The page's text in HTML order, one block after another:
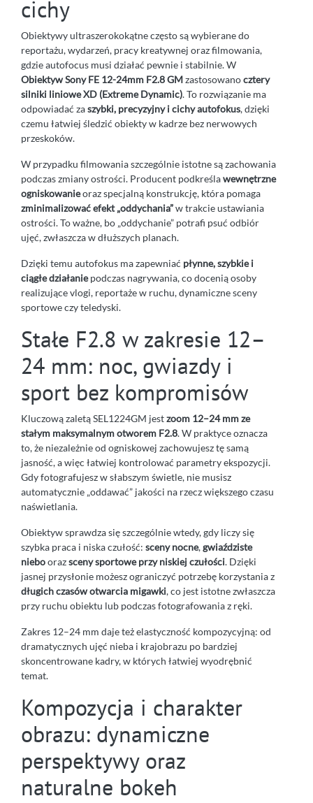
cichy
Obiektywy ultraszerokokątne często są wybierane do
reportażu, wydarzeń, pracy kreatywnej oraz filmowania,
gdzie autofocus musi działać pewnie i stabilnie. W
Obiektyw Sony FE 12-24mm F2.8 GMzastosowanocztery
silniki liniowe XD (Extreme Dynamic). To rozwiązanie ma
odpowiadać zaszybki, precyzyjny i cichy autofokus, dzięki
czemu łatwiej śledzić obiekty w kadrze bez nerwowych
przeskoków.
W przypadku filmowania szczególnie istotne są zachowania
podczas zmiany ostrości. Producent podkreślawewnętrzne
ogniskowanieoraz specjalną konstrukcję, która pomaga
zminimalizować efekt „oddychania”w trakcie ustawiania
ostrości. To ważne, bo „oddychanie” potrafi psuć odbiór
ujęć, zwłaszcza w dłuższych planach.
Dzięki temu autofokus ma zapewniać płynne, szybkie i
ciągłe działaniepodczas nagrywania, co docenią osoby
realizujące vlogi, reportaże w ruchu, dynamiczne sceny
sportowe czy teledyski.
Stałe F2.8 w zakresie 12–
24 mm: noc, gwiazdy i
sport bez kompromisów
Kluczową zaletą SEL1224GM jestzoom 12–24 mm ze
stałym maksymalnym otworem F2.8. W praktyce oznacza
to, że niezależnie od ogniskowej zachowujesz tę samą
jasność, a więc łatwiej kontrolować parametry ekspozycji.
Gdy fotografujesz w słabszym świetle, nie musisz
automatycznie „oddawać” jakości na rzecz większego czasu
naświetlania.
Obiektyw sprawdza się szczególnie wtedy, gdy liczy się
szybka praca i niska czułość: sceny nocne,gwiaździste
nieboorazsceny sportowe przy niskiej czułości. Dzięki
jasnej przysłonie możesz ograniczyć potrzebę korzystania z
długich czasów otwarcia migawki, co jest istotne zwłaszcza
przy ruchu obiektu lub podczas fotografowania z ręki.
Zakres 12–24 mm daje też elastyczność kompozycyjną: od
dramatycznych ujęć nieba i krajobrazu po bardziej
skoncentrowane kadry, w których łatwiej wyodrębnić
temat.
Kompozycja i charakter
obrazu: dynamiczne
perspektywy oraz
naturalne bokeh